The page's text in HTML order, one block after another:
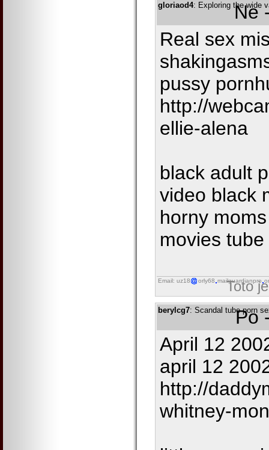
gloriaod4: Exploring the wide
Ne
Real sex
pussy
http://
ellie-alena
black adult
video black
horny
movies
Email: uz18 orly68 mailguardianpro
Toto
berylcg7: Scandal tube porn
Po
April 12
april 12
http://
whitney-